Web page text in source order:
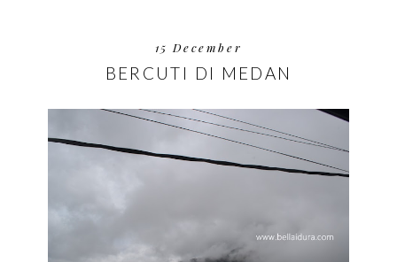
15 December
BERCUTI DI MEDAN